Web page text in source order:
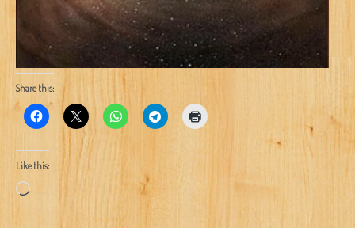
Share this:
Like this:
Loading…